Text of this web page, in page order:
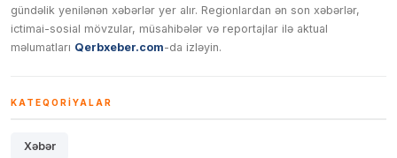
gündəlik yenilənən xəbərlər yer alır. Regionlardan ən son xəbərlər,
ictimai-sosial mövzular, müsahibələr və reportajlar ilə aktual
məlumatları Qerbxeber.com-da izləyin.
KATEQORIYALAR
Xəbər